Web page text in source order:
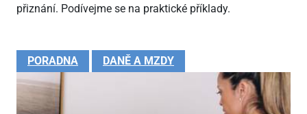
přiznání. Podívejme se na praktické příklady.
PORADNA DANĚ A MZDY